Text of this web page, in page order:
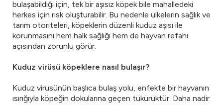
bulaşabildiği için, tek bir aşısız köpek bile mahalledeki
herkes için risk oluşturabilir. Bu nedenle ülkelerin sağlık ve
tarım otoriteleri, köpeklerin düzenli kuduz aşısı ile
korunmasını hem halk sağlığı hem de hayvan refahı
açısından zorunlu görür.
Kuduz virüsü köpeklere nasıl bulaşır?
Kuduz virüsünün başlıca bulaş yolu, enfekte bir hayvanın
ısırığıyla köpeğin dokularına geçen tükürüktür. Daha nadir